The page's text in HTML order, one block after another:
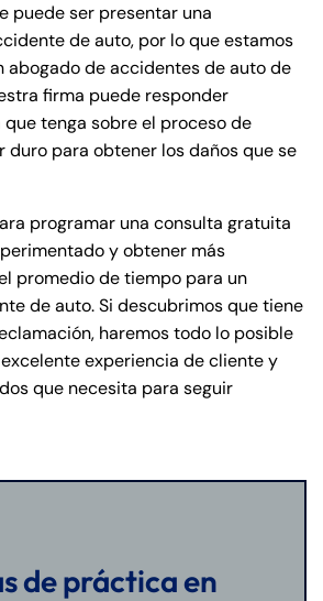
puede ser presentar una
de auto, por lo que estamos
abogado de accidentes de auto de
firma puede responder
tenga sobre el proceso de
duro para obtener los daños que se
programar una consulta gratuita
y obtener más
promedio de tiempo para un
de auto. Si descubrimos que tiene
haremos todo lo posible
experiencia de cliente y
que necesita para seguir
de práctica en